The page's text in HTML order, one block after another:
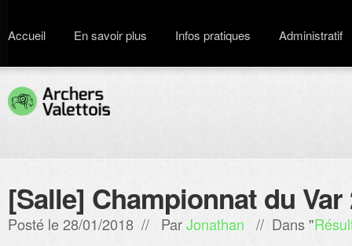
Accueil En savoir plus Infos pratiques Administratif
[Salle] Championnat du Var
Posté le 28/01/2018 // ParJonathan // Dans "